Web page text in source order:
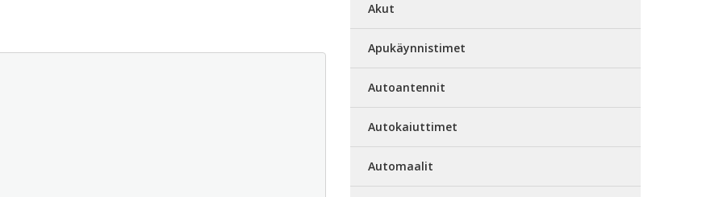
Akut
Apukäynnistimet
Autoantennit
Autokaiuttimet
Automaalit